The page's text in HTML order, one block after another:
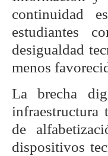
continuidad
estudiantes
desigualdad
menos
La brecha
infraestructura
de
dispositivos